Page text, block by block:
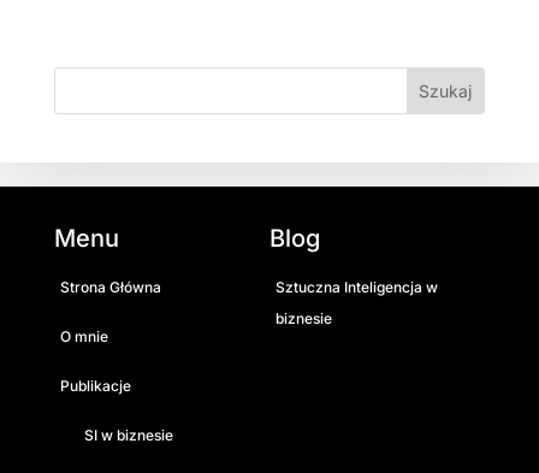
Menu
Strona Główna
O mnie
Publikacje
SI w biznesie
Blog
Sztuczna Inteligencja w
biznesie